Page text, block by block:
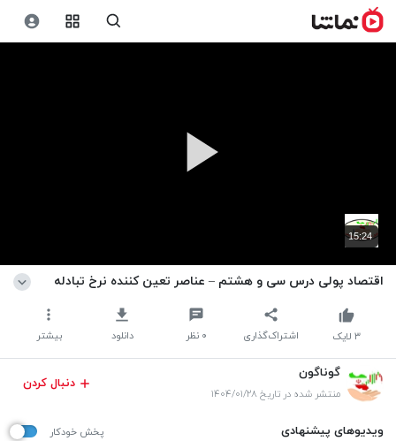
15:24
اقتصاد پولی درس سی و هشتم – عناصر تعین کننده نرخ تبادله
اشتراک‌گذاری ۰ نظر دانلود بیشتر ۳ لایک
گوناگون
منتشر شده در تاریخ ۱۴۰۴/۰۱/۲۸
دنبال کردن
ویدیوهای پیشنهادی پخش خودکار